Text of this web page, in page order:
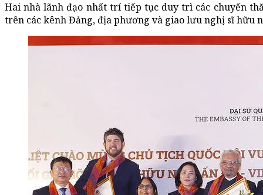
Hai nhà lãnh đạo nhất trí tiếp tục duy trì các chuyến
trên các kênh Đảng, địa phương và giao lưu nghị sĩ hữu